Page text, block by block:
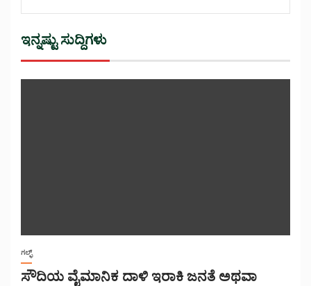
ಇನ್ನಷ್ಟು ಸುದ್ದಿಗಳು
ಗಲ್ಫ್
ಸೌದಿಯ ವೈಮಾನಿಕ ದಾಳಿ ಇರಾಕಿ ಜನತೆ ಅಥವಾ